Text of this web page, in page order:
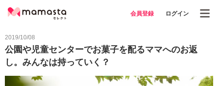
会員登録 ログイン
2019/10/08
公園や児童センターでお菓子を配るママへのお返
し。みんなは持っていく？